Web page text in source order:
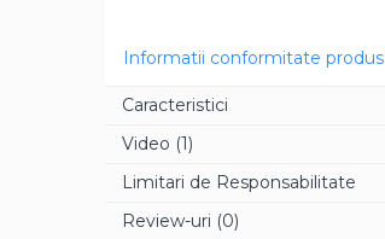
Aroma Lamaie
Informatii conformitate produs
Caracteristici
Video (1)
Limitari de Responsabilitate
Review-uri (0)